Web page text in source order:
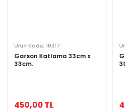
Ürün Kodu: 10317
Garson Katlama 33cm x
33cm.
450,00 TL